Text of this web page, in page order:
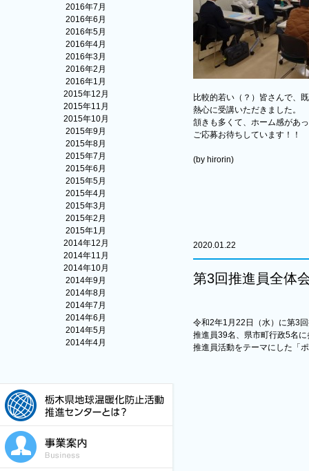
2016年7月
2016年6月
2016年5月
2016年4月
2016年3月
2016年2月
2016年1月
2015年12月
2015年11月
2015年10月
2015年9月
2015年8月
2015年7月
2015年6月
2015年5月
2015年4月
2015年3月
2015年2月
2015年1月
2014年12月
2014年11月
2014年10月
2014年9月
2014年8月
2014年7月
2014年6月
2014年5月
2014年4月
比較的若い（？）皆さんで、
熱心に受講いただきました。
頷きも多くて、ホーム感があ
ご応募お待ちしています！！
(by hirorin)
2020.01.22
第3回推進員全体
令和2年1月22日（水）に第3
推進員39名、県市町行政5名
推進員活動をテーマにした「